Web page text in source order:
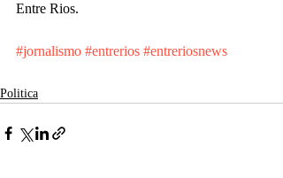
Entre Rios.
#jornalismo #entrerios #entreriosnews
Politica